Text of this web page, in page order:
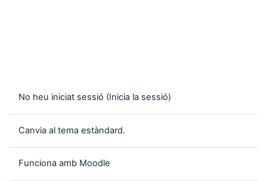
No heu iniciat sessió (Inicia la sessió)
Canvia al tema estàndard.
Funciona amb Moodle